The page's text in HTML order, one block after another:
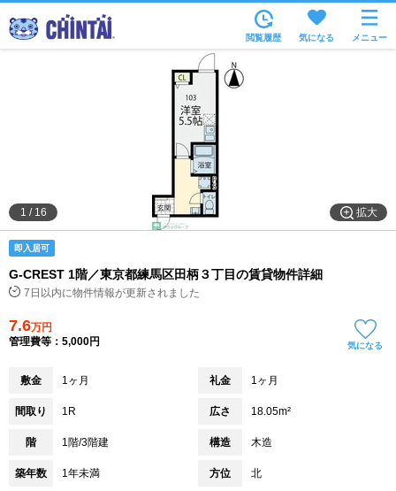
沿線・駅から
住所から
家賃相場から
通勤通学時間から
物件特集から
不動産会社から
閲覧履歴 気になる メニュー
拡大
1 / 16
即入居可
G-CREST 1階／東京都練馬区田柄３丁目の賃貸物件詳細
7日以内に物件情報が更新されました
7.6万円
管理費等：5,000円
気になる
敷金 1ヶ月 礼金 1ヶ月
間取り 1R 広さ 18.05m²
階 1階/3階建 構造 木造
築年数 1年未満 方位 北